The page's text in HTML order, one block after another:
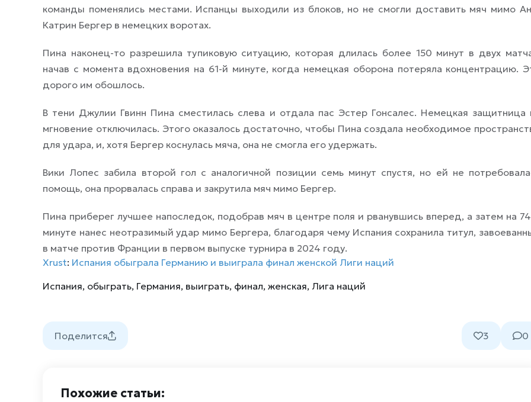
команды поменялись местами. Испанцы выходили из блоков, но не смогли доставить мяч мимо
Катрин Бергер в немецких воротах.
Пина наконец-то разрешила тупиковую ситуацию, которая длилась более 150 минут в двух
начав с момента вдохновения на 61-й минуте, когда немецкая оборона потеряла концентрацию.
дорого им обошлось.
В тени Джулии Гвинн Пина сместилась слева и отдала пас Эстер Гонсалес. Немецкая защитница
мгновение отключилась. Этого оказалось достаточно, чтобы Пина создала необходимое
для удара, и, хотя Бергер коснулась мяча, она не смогла его удержать.
Вики Лопес забила второй гол с аналогичной позиции семь минут спустя, но ей не
помощь, она прорвалась справа и закрутила мяч мимо Бергер.
Пина приберег лучшее напоследок, подобрав мяч в центре поля и рванувшись вперед, а затем на
минуте нанес неотразимый удар мимо Бергера, благодаря чему Испания сохранила титул,
в матче против Франции в первом выпуске турнира в 2024 году.
Xrust: Испания обыграла Германию и выиграла финал женской Лиги наций
Испания, обыграть, Германия, выиграть, финал, женская, Лига наций
Поделится 3 0
Похожие статьи: